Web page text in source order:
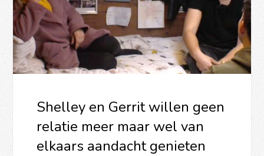
Shelley en Gerrit willen geen
relatie meer maar wel van
elkaars aandacht genieten